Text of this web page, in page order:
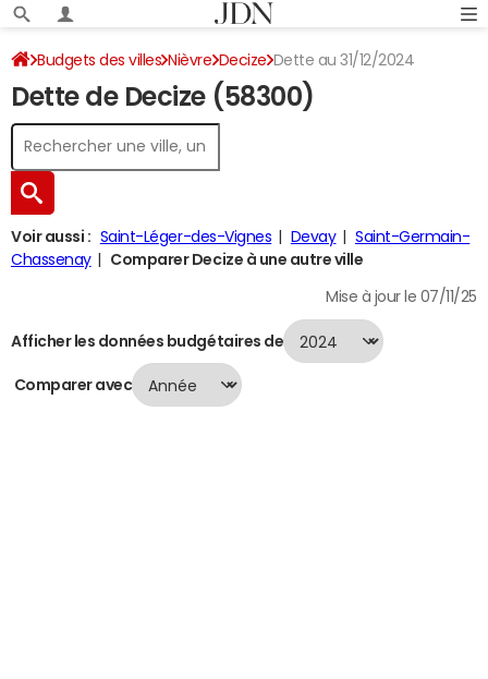
Budgets des villes Nièvre Decize Dette au 31/12/2024
Dette de Decize (58300)
Voir aussi : Saint-Léger-des-Vignes Devay
Saint-Germain-
Chassenay
Comparer Decize à une autre ville
Mise à jour le 07/11/25
Afficher les données budgétaires de
Comparer avec